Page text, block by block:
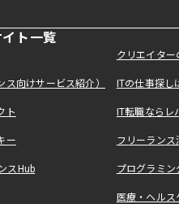
ト一覧
クリエイタ
向けサービス紹介） ITの仕事探
ト IT転職なら
ー フリーラン
スHub プログラミ
医療・ヘル